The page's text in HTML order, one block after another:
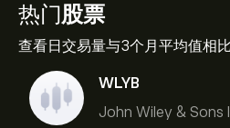
热门股票
查看日交易量与3个月平均值相
WLYB
John Wiley & Sons